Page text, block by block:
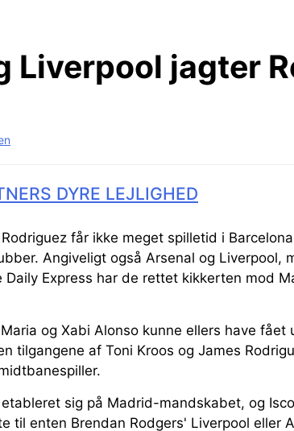
Liverpool jagter
DYRE LEJLIGHED
får ikke meget spilletid i
Angiveligt også Arsenal og Liverpool,
Daily Express har de rettet kikkerten mod
og Xabi Alonso kunne ellers have
tilgangene af Toni Kroos og James
etableret sig på Madrid-mandskabet, og
til enten Brendan Rodgers' Liverpool eller